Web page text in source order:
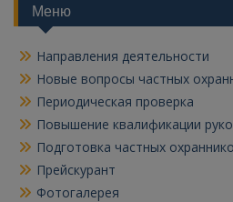
Меню
Направления деятельности
Новые вопросы частных
Периодическая проверка
Повышение квалификации
Подготовка частных
Прейскурант
Фотогалерея